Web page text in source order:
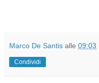
Marco De Santis alle 09:03
Condividi